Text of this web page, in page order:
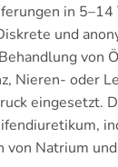
in 5–14
und
von
Nieren- oder
eingesetzt.
von Natrium